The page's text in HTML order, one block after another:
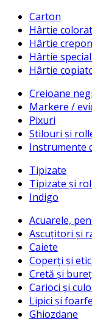
Carton
Hârtie
Hârtie
Hârtie
Hârtie
Creioane
Markere /
Pixuri
Stilouri și
Instrumente
Tipizate
Tipizate și
Indigo
Acuarele,
Ascuțitori și
Caiete
Coperți și
Cretă și
Carioci și
Lipici și
Ghiozdane